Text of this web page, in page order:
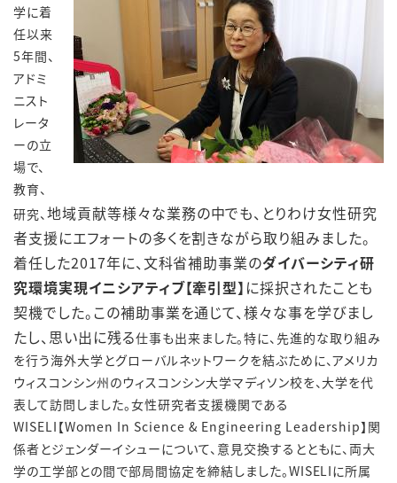
学に着
任以来
5年間、
アドミ
ニスト
レータ
ーの立
場で、
教育、
研究、地域貢献等様々な業務の中でも、とりわけ女性研究
者支援にエフォートの多くを割きながら取り組みました。
着任した2017年に、文科省補助事業のダイバーシティ研
究環境実現イニシアティブ【牽引型】 に採択されたことも
契機でした。この補助事業を通じて、様々な事を学びまし
たし、思い出に残る仕事も出来ました。特に、先進的な取り組み
を行う海外大学とグローバルネットワークを結ぶために、アメリカ
ウィスコンシン州のウィスコンシン大学マディソン校を、大学を代
表して訪問しました。女性研究者支援機関である
WISELI【Women In Science & Engineering Leadership】関
係者とジェンダーイシューについて、意見交換するとともに、両大
学の工学部との間で部局間協定を締結しました。WISELIに所属